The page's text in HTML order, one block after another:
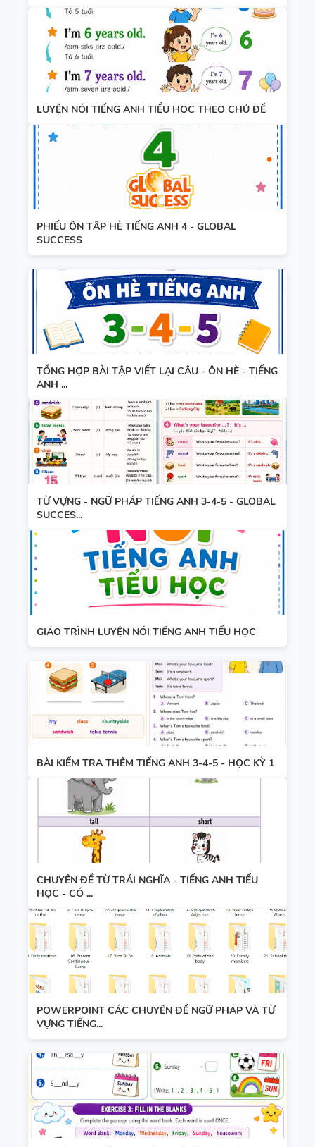
KHẢO -
TIẾNG ANH
10 -
GLOBAL
SUCCESS -
CÓ TÍCH
HỢP NĂNG
13 THÌ
TRONG
TIẾNG ANH
VÀ NGỮ
6 - HỌC KỲ
1 - FILE
WORD +
ẢNH MINH
HỌA
BẢNG
WORD
FORM -
TIẾNG ANH
GLOBAL
SUCCESS -
HỌC KỲ 1 -
CÓ ĐÁP ÁN
LUYỆN NÓI TIẾNG ANH TIỂU HỌC THEO CHỦ ĐỀ
PHIẾU ÔN TẬP HÈ TIẾNG ANH 4 - GLOBAL
SUCCESS
TỔNG HỢP BÀI TẬP VIẾT LẠI CÂU - ÔN HÈ - TIẾNG
ANH ...
TỪ VỰNG - NGỮ PHÁP TIẾNG ANH 3-4-5 - GLOBAL
SUCCES...
GIÁO TRÌNH LUYỆN NÓI TIẾNG ANH TIỂU HỌC
BÀI KIỂM TRA THÊM TIẾNG ANH 3-4-5 - HỌC KỲ 1
CHUYÊN ĐỀ TỪ TRÁI NGHĨA - TIẾNG ANH TIỂU
HỌC - CÓ ...
POWERPOINT CÁC CHUYÊN ĐỀ NGỮ PHÁP VÀ TỪ
VỰNG TIẾNG...